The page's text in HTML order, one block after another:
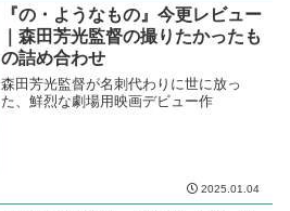
『の・ようなもの』今更レビュー
｜森田芳光監督の撮りたかったも
の詰め合わせ
森田芳光監督が名刺代わりに世に放っ
た、鮮烈な劇場用映画デビュー作
2025.01.04